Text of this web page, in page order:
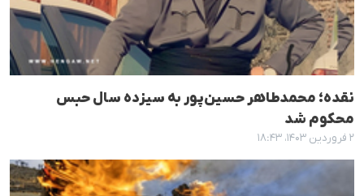
نقده؛ محمدطاهر حسین‌پور به سیزده سال حبس
محکوم شد
۲ فروردین ۱۴۰۳، ۱۸:۴۳